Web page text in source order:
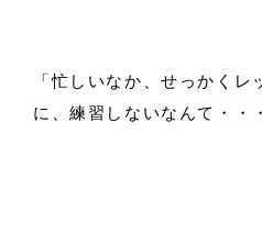
「忙しいなか、せっかく
に、練習しないなんて・・